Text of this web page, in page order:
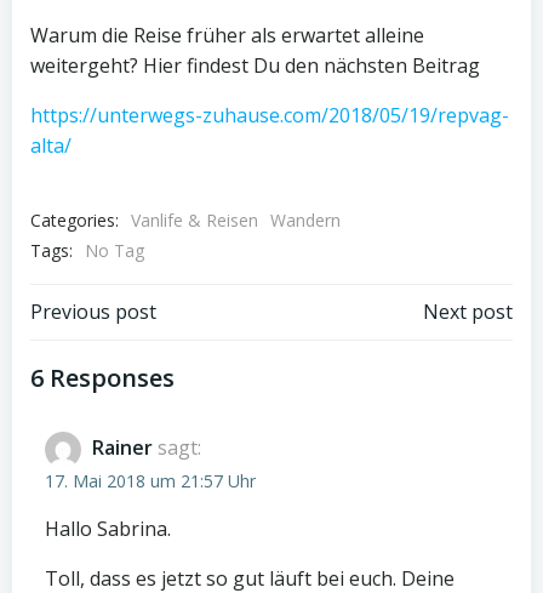
Warum die Reise früher als erwartet alleine
weitergeht? Hier findest Du den nächsten Beitrag
https://unterwegs-zuhause.com/2018/05/19/repvag-
alta/
Categories: Vanlife & Reisen Wandern
Tags:
No Tag
Post
navigation
Previous post Next post
6 Responses
Rainer sagt:
17. Mai 2018 um 21:57 Uhr
Hallo Sabrina.
Toll, dass es jetzt so gut läuft bei euch. Deine